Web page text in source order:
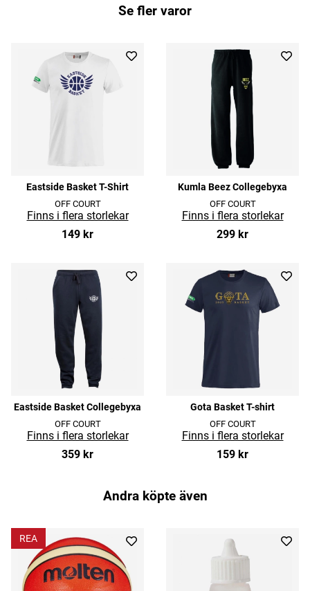
Se fler varor
Eastside Basket T-Shirt
OFF COURT
149 kr
Kumla Beez Collegebyxa
OFF COURT
299 kr
Eastside Basket Collegebyxa
OFF COURT
359 kr
Gota Basket T-shirt
OFF COURT
159 kr
Andra köpte även
REA